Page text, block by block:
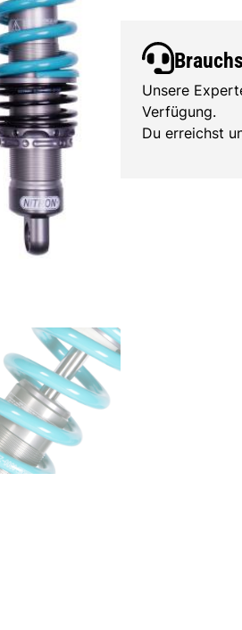
Unsere
Verfügung.
Du erreichst